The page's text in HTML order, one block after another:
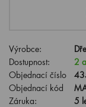
Výrobce:
Dostupnost:
2
Objednací číslo
Objednací kód
Záruka:
5